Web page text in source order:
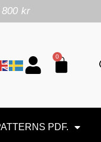
kr
0
PDF.